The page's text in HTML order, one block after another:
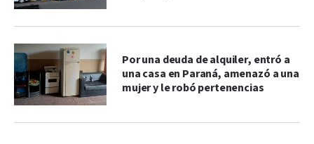
Por una deuda de alquiler, entró a
una casa en Paraná, amenazó a una
mujer y le robó pertenencias